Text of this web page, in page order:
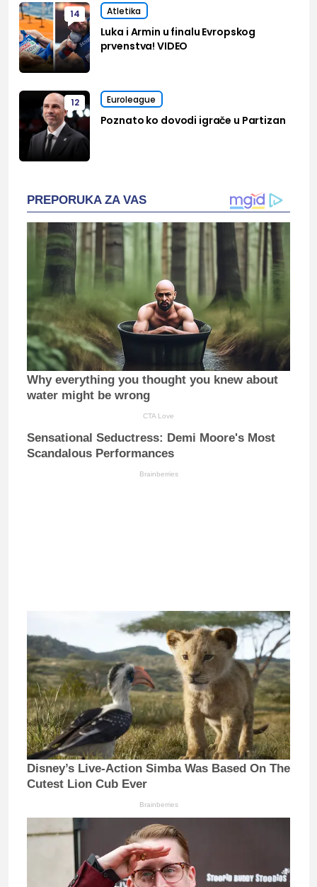
14 Atletika
Luka i Armin u finalu Evropskog
prvenstva! VIDEO
12 Euroleague
Poznato ko dovodi igrače u Partizan
PREPORUKA ZA VAS
Why everything you thought you knew about
water might be wrong
CTA Love
Sensational Seductress: Demi Moore's Most
Scandalous Performances
Brainberries
Disney’s Live-Action Simba Was Based On The
Cutest Lion Cub Ever
Brainberries